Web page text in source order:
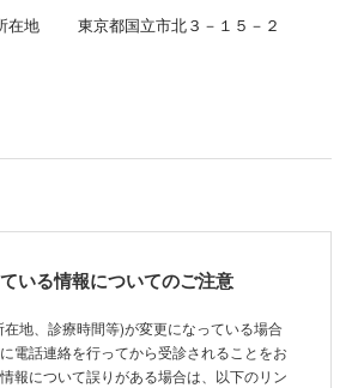
在地 東京都国立市北３－１５－２
いる情報についてのご注意
地、診療時間等)が変更になっている場合
電話連絡を行ってから受診されることをお
報について誤りがある場合は、以下のリン